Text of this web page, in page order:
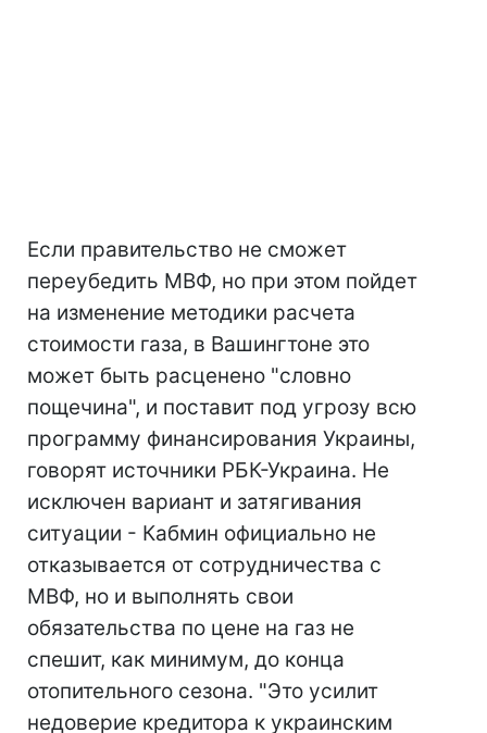
Если правительство не сможет
переубедить МВФ, но при этом пойдет
на изменение методики расчета
стоимости газа, в Вашингтоне это
может быть расценено "словно
пощечина", и поставит под угрозу всю
программу финансирования Украины,
говорят источники РБК-Украина. Не
исключен вариант и затягивания
ситуации - Кабмин официально не
отказывается от сотрудничества с
МВФ, но и выполнять свои
обязательства по цене на газ не
спешит, как минимум, до конца
отопительного сезона. "Это усилит
недоверие кредитора к украинским